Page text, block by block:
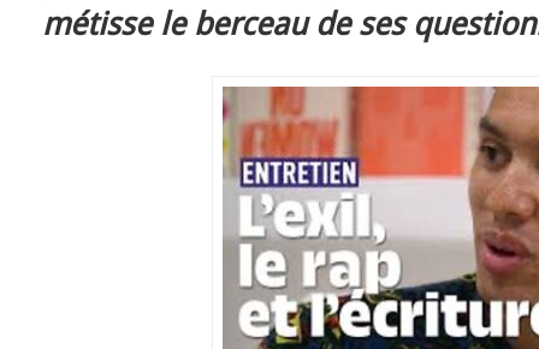
métisse le berceau de ses